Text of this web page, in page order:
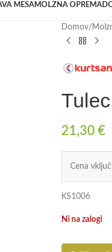
MESAMOLZNA OPREMA
Domov/
21,30 €
Cena
KS1006
Ni na zalogi